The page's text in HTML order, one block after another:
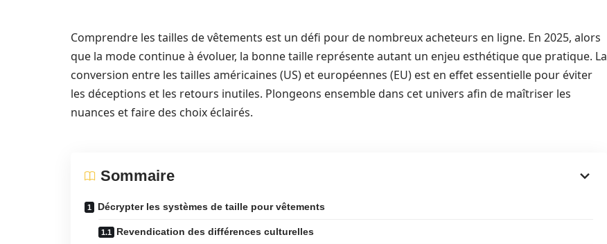
Comprendre les tailles de vêtements est un défi pour de nombreux acheteurs en ligne. En 2025, alors
que la mode continue à évoluer, la bonne taille représente autant un enjeu esthétique que pratique. La
conversion entre les tailles américaines (US) et européennes (EU) est en effet essentielle pour éviter
les déceptions et les retours inutiles. Plongeons ensemble dans cet univers afin de maîtriser les
nuances et faire des choix éclairés.
Sommaire
Décrypter les systèmes de taille pour vêtements
Revendication des différences culturelles